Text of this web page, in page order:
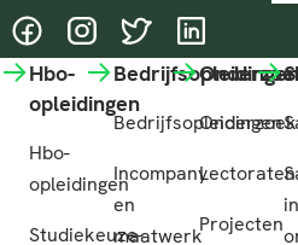
@HASgreenacademy
@HASgreenacademy
Hbo-
opleidingen
Hbo-
opleidingen
Studiekeuze-
Bedrijfsopleidingen
Incompany
en
maatwerk
Onderzoek
Lectoraten
Projecten